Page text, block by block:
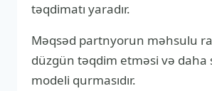
təqdimatı yaradır.
Məqsəd partnyorun məhsulu
düzgün təqdim etməsi və daha
modeli qurmasıdır.